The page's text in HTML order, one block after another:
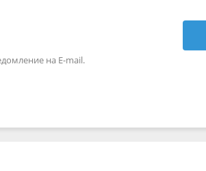
на E-mail.